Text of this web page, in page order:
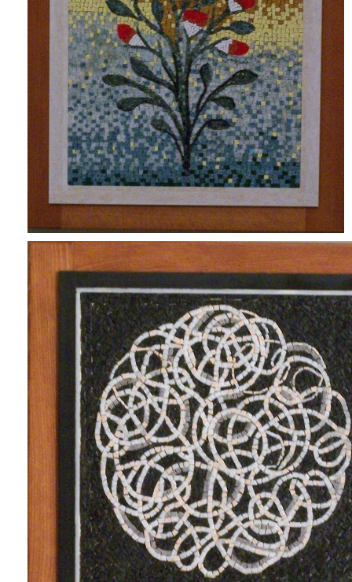
ΑΝΘΕΚΤΙΚΗ
ΠΟΛΗ